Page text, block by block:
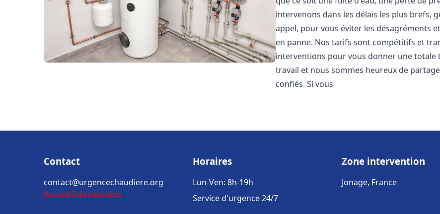
intervenons dans les délais les plus brefs,
appel, pour vous éviter les désagréments
en panne. Nos tarifs sont compétitifs et
interventions pour vous donner une
travail et nous sommes heureux de
confiés. Si vous
Contact
contact@urgencechaudiere.org
Accueil Informations
Horaires
Lun-Ven: 8h-19h
Service d'urgence 24/7
Zone intervention
Jonage, France